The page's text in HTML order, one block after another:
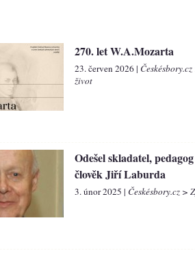
270. let W.A.Mozarta
23. červen 2026 |
život
Odešel skladatel,
člověk Jiří Laburda
3. únor 2025 | Českésbory.cz >